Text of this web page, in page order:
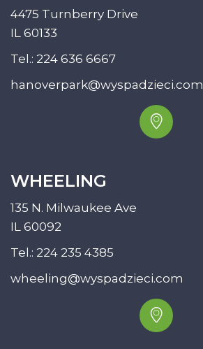
4475 Turnberry Drive
IL 60133
Tel.: 224 636 6667
hanoverpark@wyspadzieci.com
WHEELING
135 N. Milwaukee Ave
IL 60092
Tel.: 224 235 4385
wheeling@wyspadzieci.com